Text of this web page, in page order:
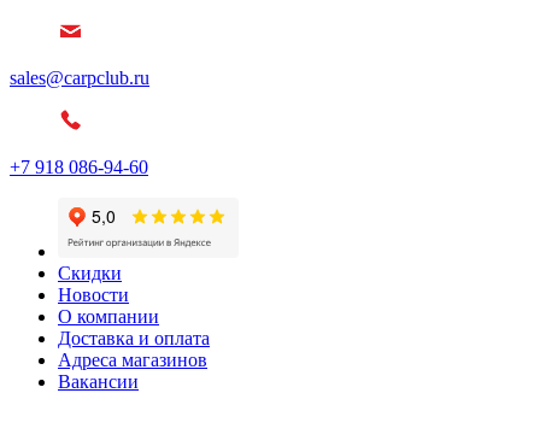
sales@carpclub.ru
+7 918 086-94-60
Скидки
Новости
О компании
Доставка и оплата
Адреса магазинов
Вакансии